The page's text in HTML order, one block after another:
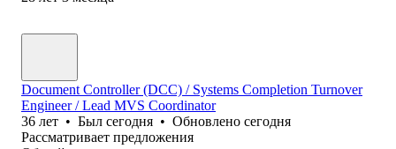
Document Controller (DCC) / Systems Completion Turnover
Engineer / Lead MVS Coordinator
36 лет • Был сегодня • Обновлено сегодня
Рассматривает предложения